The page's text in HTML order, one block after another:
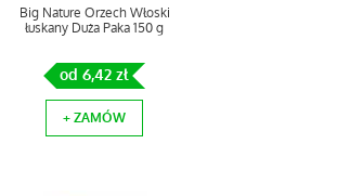
Big Nature Orzech Włoski
łuskany Duża Paka 150 g
od 6,42 zł
+ ZAMÓW